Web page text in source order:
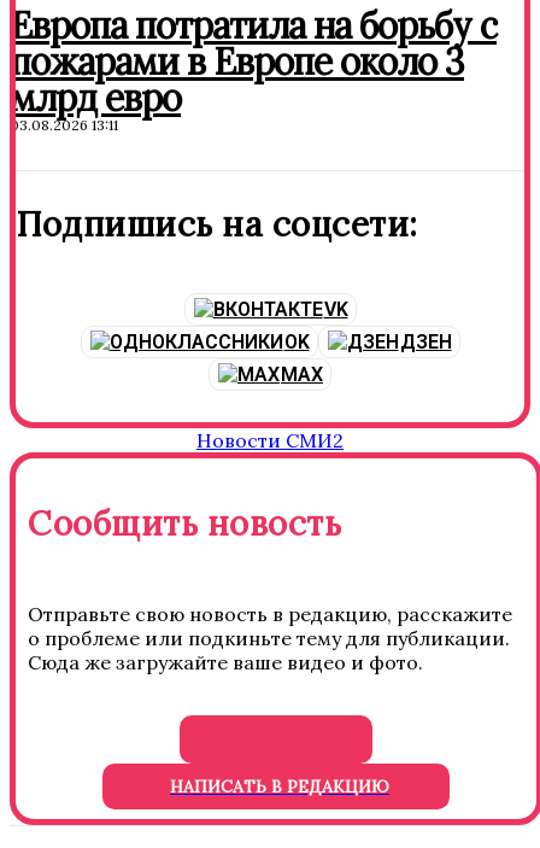
Европа потратила на борьбу с
пожарами в Европе около 3
млрд евро
03.08.2026 13:11
Подпишись на соцсети:
VK
OK
ДЗЕН
MAX
Новости СМИ2
Сообщить новость
Отправьте свою новость в редакцию, расскажите
о проблеме или подкиньте тему для публикации.
Сюда же загружайте ваше видео и фото.
НАПИСАТЬ В РЕДАКЦИЮ